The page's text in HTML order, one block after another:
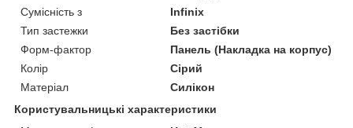
Сумісність з
Infinix
Тип застежки
Без застібки
Форм-фактор
Панель (Накладка на корпус)
Колір
Сірий
Матеріал
Силікон
Користувальницькі характеристики